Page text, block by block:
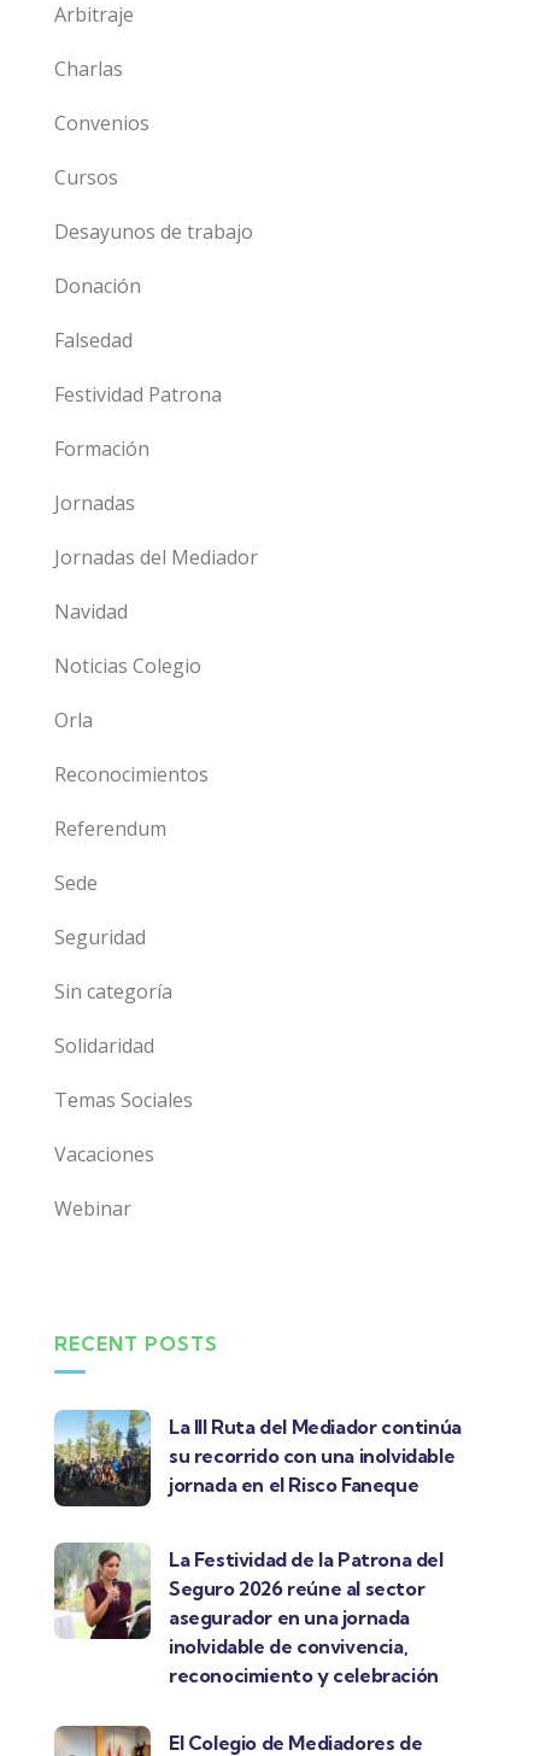
Arbitraje
Charlas
Convenios
Cursos
Desayunos de trabajo
Donación
Falsedad
Festividad Patrona
Formación
Jornadas
Jornadas del Mediador
Navidad
Noticias Colegio
Orla
Reconocimientos
Referendum
Sede
Seguridad
Sin categoría
Solidaridad
Temas Sociales
Vacaciones
Webinar
RECENT POSTS
La III Ruta del Mediador continúa
su recorrido con una inolvidable
jornada en el Risco Faneque
La Festividad de la Patrona del
Seguro 2026 reúne al sector
asegurador en una jornada
inolvidable de convivencia,
reconocimiento y celebración
El Colegio de Mediadores de